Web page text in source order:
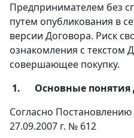
Предпринимателем без
путем опубликования в
версии Договора. Риск
ознакомления с текстом
совершающее покупку.
1. Основные понятия
Согласно
27.09.2007 г. № 612